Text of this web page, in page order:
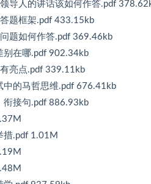
导人的讲话该如何作答.pdf
题框架.pdf 433.15kb
题如何作答.pdf 369.46kb
别在哪.pdf 902.34kb
亮点.pdf 339.11kb
中的马哲思维.pdf 676.41kb
衔接句.pdf 886.93kb
措.pdf 1.01M